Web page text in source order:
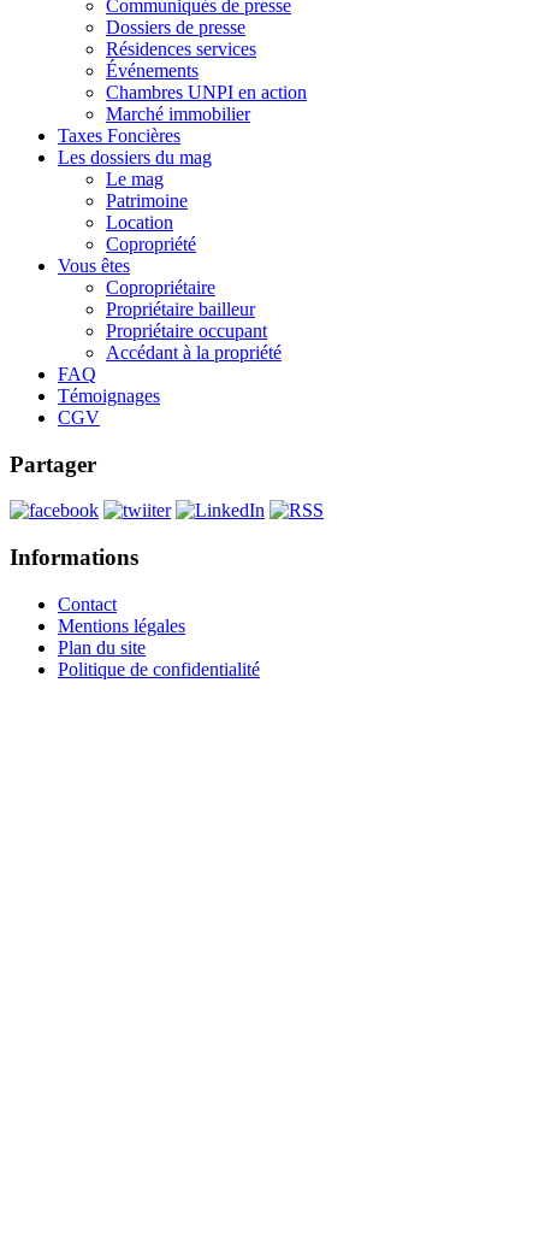
Communiqués de presse
Dossiers de presse
Résidences services
Événements
Chambres UNPI en action
Marché immobilier
Taxes Foncières
Les dossiers du mag
Le mag
Patrimoine
Location
Copropriété
Vous êtes
Copropriétaire
Propriétaire bailleur
Propriétaire occupant
Accédant à la propriété
FAQ
Témoignages
CGV
Partager
Informations
Contact
Mentions légales
Plan du site
Politique de confidentialité